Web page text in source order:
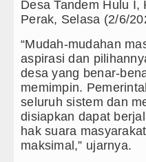
Komisi D
Wabup
Rico
Desa Tandem Hulu I,
Perak, Selasa (2/6/
“Mudah-mudahan
aspirasi dan
desa yang benar-
memimpin.
seluruh sistem dan
disiapkan dapat
hak suara
maksimal,” ujarnya.